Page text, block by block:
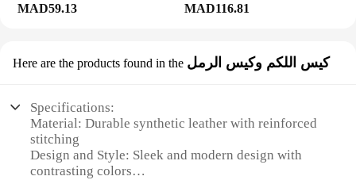
MAD59.13 MAD116.81
Here are the products found in the كيس اللكم وكيس الرمل
Specifications:
Material: Durable synthetic leather with reinforced
stitching
Design and Style: Sleek and modern design with
contrasting colors